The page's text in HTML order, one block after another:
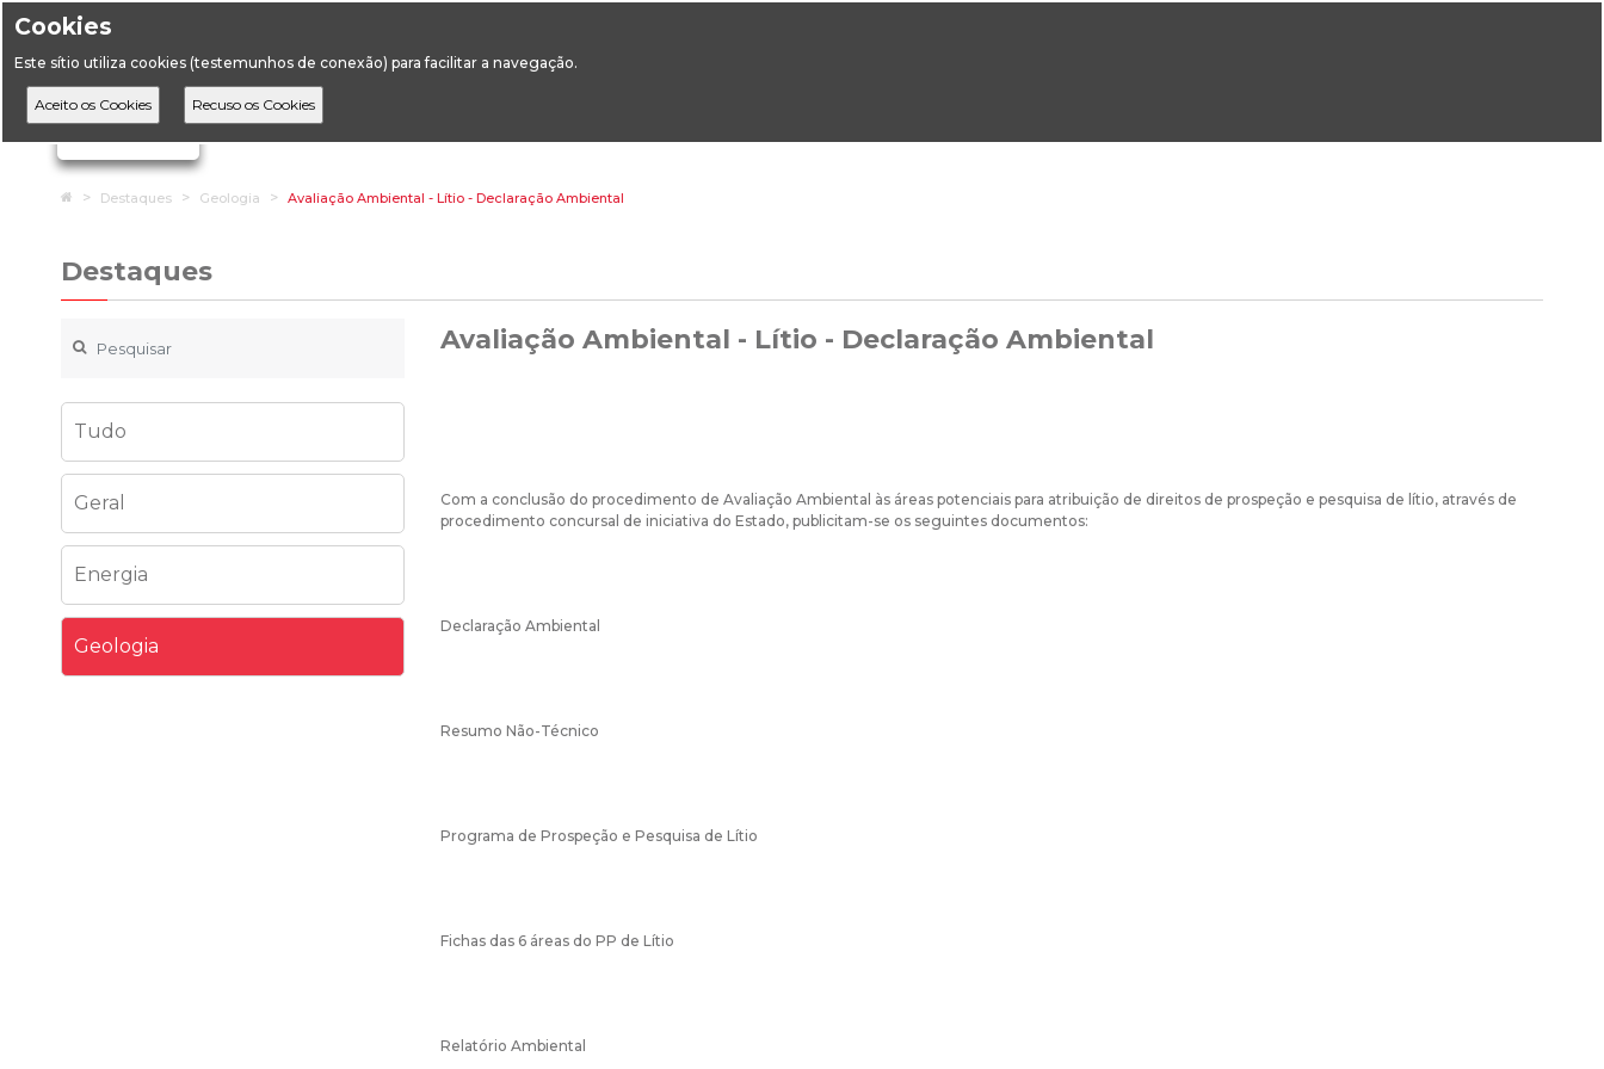
Cookies
Este sítio utiliza cookies (testemunhos de conexão) para facilitar a navegação.
Ignorar links de navegação
HomeDestaques Geologia Avaliação Ambiental - Lítio - Declaração Ambiental
Destaques
Tudo
Geral
Energia
Geologia
Avaliação Ambiental - Lítio - Declaração Ambiental
Com a conclusão do procedimento de Avaliação Ambiental às áreas potenciais para atribuição de direitos de prospeção e pesquisa de lítio, através de
procedimento concursal de iniciativa do Estado, publicitam-se os seguintes documentos:
Declaração Ambiental
Resumo Não-Técnico
Programa de Prospeção e Pesquisa de Lítio
Fichas das 6 áreas do PP de Lítio
Relatório Ambiental